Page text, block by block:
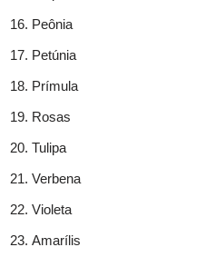
Peônia
Petúnia
Prímula
Rosas
Tulipa
Verbena
Violeta
Amarílis